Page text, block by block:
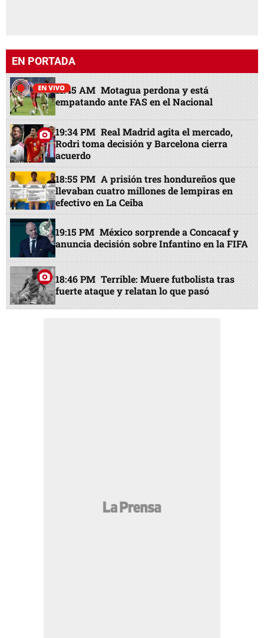
EN PORTADA
11:45 AM Motagua perdona y está
empatando ante FAS en el Nacional
19:34 PM Real Madrid agita el mercado,
Rodri toma decisión y Barcelona cierra
acuerdo
18:55 PM A prisión tres hondureños que
llevaban cuatro millones de lempiras en
efectivo en La Ceiba
19:15 PM México sorprende a Concacaf y
anuncia decisión sobre Infantino en la FIFA
18:46 PM Terrible: Muere futbolista tras
fuerte ataque y relatan lo que pasó